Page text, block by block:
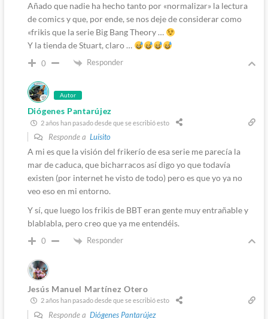
Añado que nadie ha hecho tanto por «normalizar» la lectura
de comics y que, por ende, se nos deje de considerar como
«frikis que la serie Big Bang Theory …
Y la tienda de Stuart, claro …
0 Responder
Autor
Diógenes Pantarújez
2 años han pasado desde que se escribió esto
Responde a Luisito
A mi es que la visión del frikerío de esa serie me parecía la
mar de caduca, que bicharracos así digo yo que todavía
existen (por internet he visto de todo) pero es que yo ya no
veo eso en mi entorno.
Y sí, que luego los frikis de BBT eran gente muy entrañable y
blablabla, pero creo que ya me entendéis.
0 Responder
Jesús Manuel Martínez Otero
2 años han pasado desde que se escribió esto
Responde a Diógenes Pantarújez